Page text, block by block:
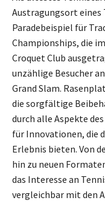
Austragungsort eines
Paradebeispiel für
Championships, die
Croquet Club
unzählige Besucher
Grand Slam.
die sorgfältige
durch alle Aspekte
für Innovationen, die
Erlebnis bieten. Von
hin zu neuen
das Interesse an
vergleichbar mit den